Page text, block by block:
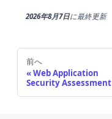
2026年8月7日に最終更新
前へ
Web Application
Security Assessment